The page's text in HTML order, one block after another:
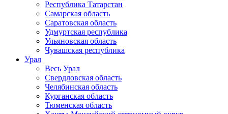
Республика Татарстан
Самарская область
Саратовская область
Удмуртская республика
Ульяновская область
Чувашская республика
Урал
Весь Урал
Свердловская область
Челябинская область
Курганская область
Тюменская область